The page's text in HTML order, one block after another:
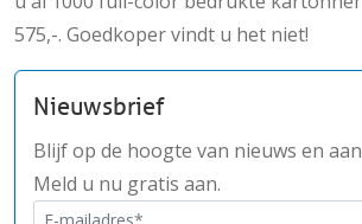
575,-. Goedkoper vindt u het niet!
Nieuwsbrief
Blijf op de hoogte van nieuws en
Meld u nu gratis aan.